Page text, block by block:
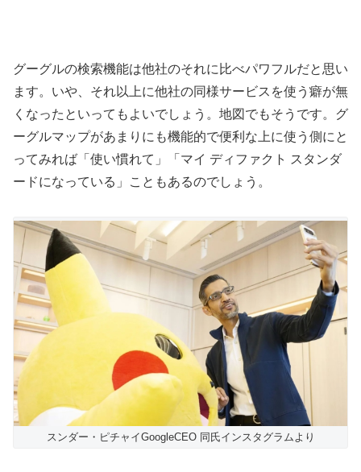
グーグルの検索機能は他社のそれに比べパワフルだと思い
ます。いや、それ以上に他社の同様サービスを使う癖が無
くなったといってもよいでしょう。地図でもそうです。グ
ーグルマップがあまりにも機能的で便利な上に使う側にと
ってみれば「使い慣れて」「マイ ディファクト スタンダ
ードになっている」こともあるのでしょう。
スンダー・ピチャイGoogleCEO 同氏インスタグラムより